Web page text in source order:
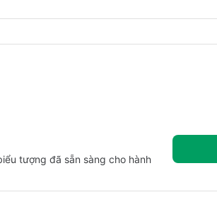
tượng đã sẵn sàng cho hành